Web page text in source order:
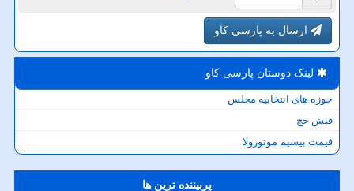
ارسال به پارسی کاو
لینک دوستان پارسی كاو
حوزه های انتخابیه مجلس
فیش حج
قیمت بیسیم موتورولا
پربیننده ترین ها